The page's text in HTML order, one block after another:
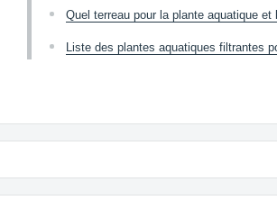
Quel terreau pour la plante aquatique et
Liste des plantes aquatiques filtrantes